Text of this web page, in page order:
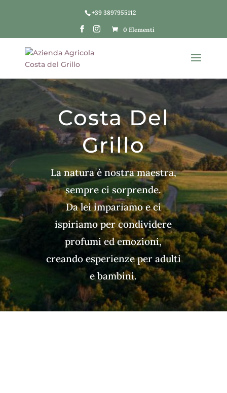
+39 3897955112
0 Elementi
Costa Del
Grillo
La natura è nostra maestra,
sempre ci sorprende.
Da lei impariamo e ci
ispiriamo per condividere
profumi ed emozioni,
creando esperienze per adulti
e bambini.